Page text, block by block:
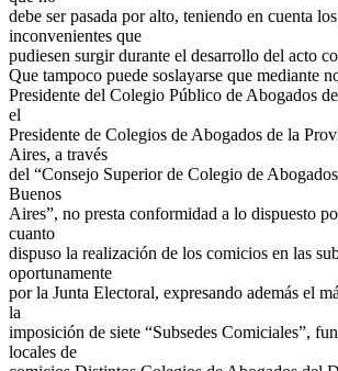
debe ser pasada por alto, teniendo en cuenta
inconvenientes que
pudiesen surgir durante el desarrollo del acto
Que tampoco puede soslayarse que mediante
Presidente del Colegio Público de Abogados
el
Presidente de Colegios de Abogados de la
Aires, a través
del “Consejo Superior de Colegio de
Buenos
Aires”, no presta conformidad a lo dispuesto
cuanto
dispuso la realización de los comicios en las
oportunamente
por la Junta Electoral, expresando además el
la
imposición de siete “Subsedes Comiciales”,
locales de